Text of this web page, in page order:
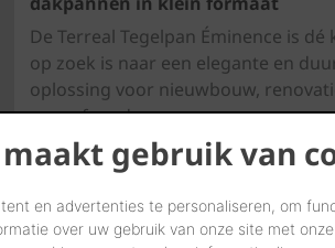
gebruik van
en advertenties te personaliseren, om
over uw gebruik van onze site met
De Terreal Tegelpan Éminence is dé
op zoek is naar een elegante en
oplossing voor nieuwbouw,
van erfgoed.